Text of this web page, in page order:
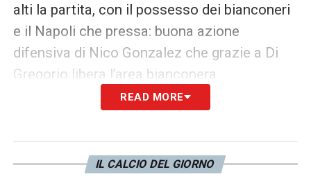
alti la partita, con il possesso dei bianconeri
e il Napoli che pressa: buona azione
difensiva di Nico Gonzalez che grazie a Di
Gregorio libera l’area bianconera.
2′ SPINGE POLITANO – Scappa sulla destra
marcatura di Cambiaso: il suo crosso è
deviato, corner per i padroni di casa.
READ MORE
IL CALCIO DEL GIORNO